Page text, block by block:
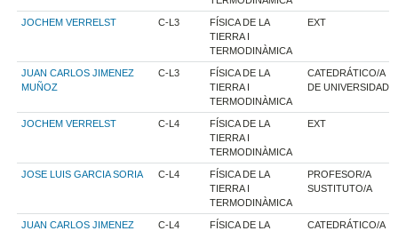
JOCHEM VERRELST C-L3
FÍSICA DE LA
TIERRA I
TERMODINÀMICA
EXT
JUAN CARLOS JIMENEZ
MUÑOZ
C-L3
FÍSICA DE LA
TIERRA I
TERMODINÀMICA
CATEDRÁTICO/A
DE UNIVERSIDAD
JOCHEM VERRELST C-L4
FÍSICA DE LA
TIERRA I
TERMODINÀMICA
EXT
JOSE LUIS GARCIA SORIA C-L4
FÍSICA DE LA
TIERRA I
TERMODINÀMICA
PROFESOR/A
SUSTITUTO/A
JUAN CARLOS JIMENEZ
C-L4
FÍSICA DE LA
CATEDRÁTICO/A